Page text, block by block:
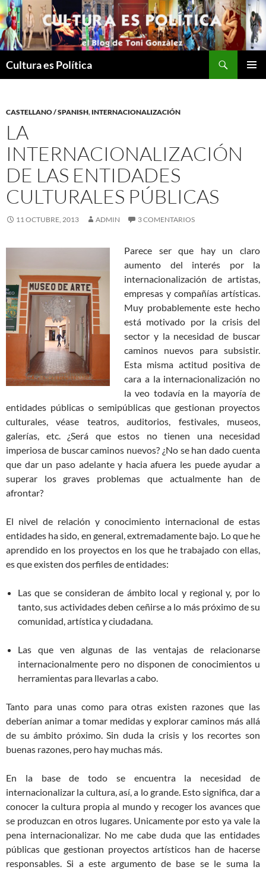
Saltar
al
contenido
Cultura es Política
CASTELLANO / SPANISH, INTERNACIONALIZACIÓN
LA
INTERNACIONALIZACIÓN
DE LAS ENTIDADES
CULTURALES PÚBLICAS
11 OCTUBRE, 2013 ADMIN 3 COMENTARIOS
Parece ser que hay un claro
aumento del interés por la
internacionalización de artistas,
empresas y compañías artísticas.
Muy probablemente este hecho
está motivado por la crisis del
sector y la necesidad de buscar
caminos nuevos para subsistir.
Esta misma actitud positiva de
cara a la internacionalización no
la veo todavía en la mayoría de
entidades públicas o semipúblicas que gestionan proyectos
culturales, véase teatros, auditorios, festivales, museos,
galerías, etc. ¿Será que estos no tienen una necesidad
imperiosa de buscar caminos nuevos? ¿No se han dado cuenta
que dar un paso adelante y hacia afuera les puede ayudar a
superar los graves problemas que actualmente han de
afrontar?
El nivel de relación y conocimiento internacional de estas
entidades ha sido, en general, extremadamente bajo. Lo que he
aprendido en los proyectos en los que he trabajado con ellas,
es que existen dos perfiles de entidades:
Las que se consideran de ámbito local y regional y, por lo
tanto, sus actividades deben ceñirse a lo más próximo de su
comunidad, artística y ciudadana.
Las que ven algunas de las ventajas de relacionarse
internacionalmente pero no disponen de conocimientos u
herramientas para llevarlas a cabo.
Tanto para unas como para otras existen razones que las
deberían animar a tomar medidas y explorar caminos más allá
de su ámbito próximo. Sin duda la crisis y los recortes son
buenas razones, pero hay muchas más.
En la base de todo se encuentra la necesidad de
internacionalizar la cultura, así, a lo grande. Esto significa, dar a
conocer la cultura propia al mundo y recoger los avances que
se produzcan en otros lugares. Unicamente por esto ya vale la
pena internacionalizar. No me cabe duda que las entidades
públicas que gestionan proyectos artísticos han de hacerse
responsables. Si a este argumento de base se le suma la